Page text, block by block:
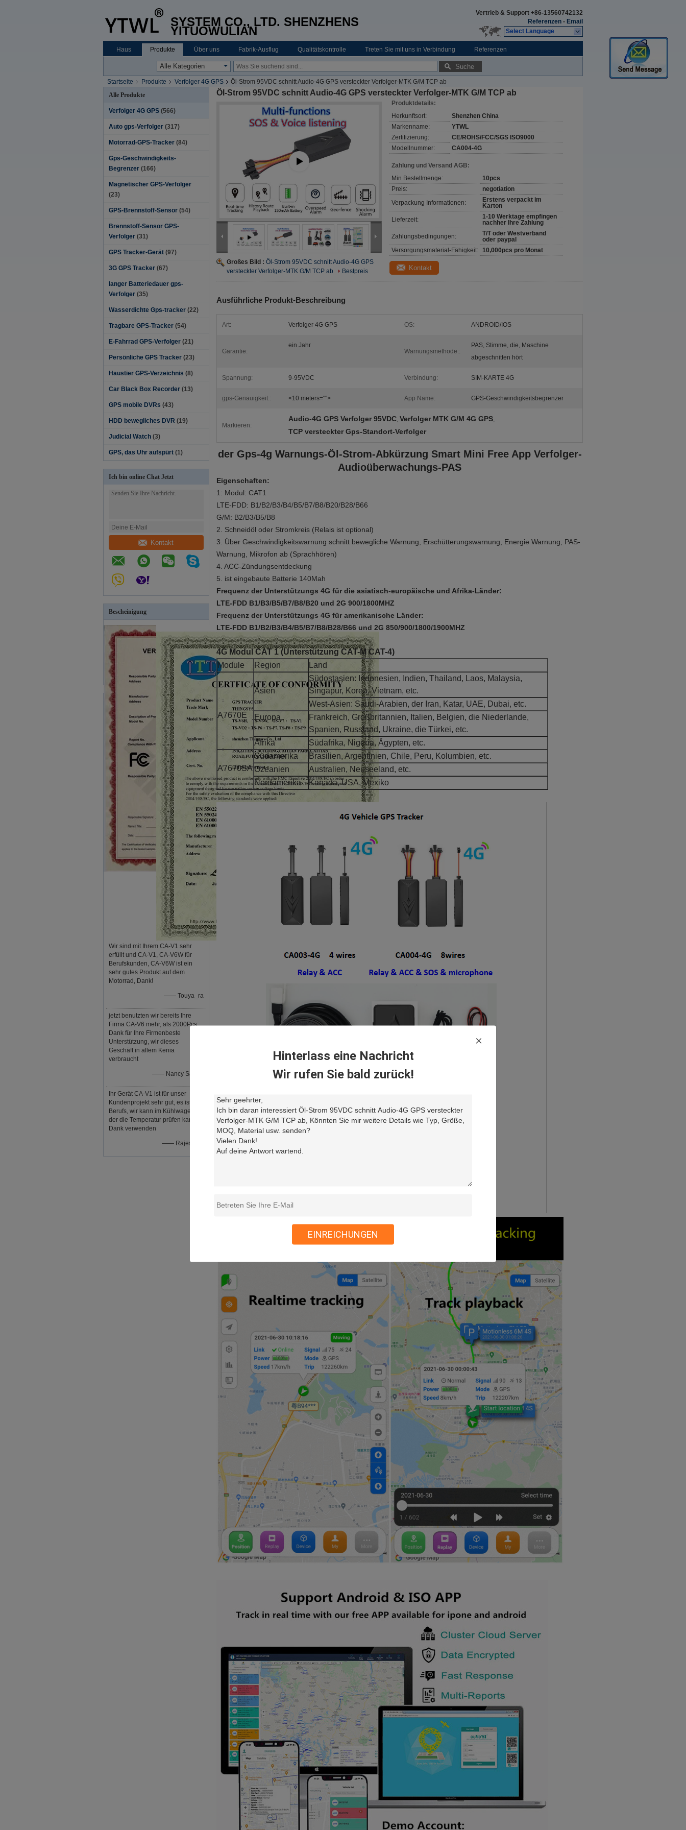
SYSTEM CO., LTD. SHENZHENS
YITUOWULIAN
Vertrieb & Support +86-13560742132
Referenzen - Email
Select Language
Haus Produkte Über uns Fabrik-Ausflug Qualitätskontrolle Treten Sie mit uns in Verbindung Referenzen
Suche
Startseite Produkte Verfolger 4G GPS Öl-Strom 95VDC schnitt Audio-4G GPS versteckter Verfolger-MTK G/M TCP ab
Hinterlass eine Nachricht
Wir rufen Sie bald zurück!
EINREICHUNGEN
Alle Produkte
Verfolger 4G GPS (566)
Auto gps-Verfolger (317)
Motorrad-GPS-Tracker (84)
Gps-Geschwindigkeits-
Begrenzer (166)
Magnetischer GPS-Verfolger
(23)
GPS-Brennstoff-Sensor (54)
Brennstoff-Sensor GPS-
Verfolger (31)
GPS Tracker-Gerät (97)
3G GPS Tracker (67)
langer Batteriedauer gps-
Verfolger (35)
Wasserdichte Gps-tracker (22)
Tragbare GPS-Tracker (54)
E-Fahrrad GPS-Verfolger (21)
Persönliche GPS Tracker (23)
Haustier GPS-Verzeichnis (8)
Car Black Box Recorder (13)
GPS mobile DVRs (43)
HDD bewegliches DVR (19)
Judicial Watch (3)
GPS, das Uhr aufspürt (1)
Ich bin online Chat Jetzt
Kontakt
Bescheinigung
Wir sind mit Ihrem CA-V1 sehr
erfüllt und CA-V1, CA-V6W für
Berufskunden, CA-V6W ist ein
sehr gutes Produkt auf dem
Motorrad, Dank!
—— Touya_ra
jetzt benutzten wir bereits Ihre
Firma CA-V6 mehr, als 2000Pcs,
Dank für Ihre Firmenbeste
Unterstützung, wir dieses
Geschäft in allem Kenia
verbraucht
—— Nancy Saruni
Ihr Gerät CA-V1 ist für unser
Kundenprojekt sehr gut, es ist so
Berufs, wir kann im Kühlwagen,
der die Temperatur prüfen kann,
Dank verwenden
—— Rajesmay
Öl-Strom 95VDC schnitt Audio-4G GPS versteckter Verfolger-MTK G/M TCP ab
Großes Bild : Öl-Strom 95VDC schnitt Audio-4G GPS
versteckter Verfolger-MTK G/M TCP ab
Bestpreis
Produktdetails:
Herkunftsort:
Shenzhen China
Markenname:
YTWL
Zertifizierung:
CE/ROHS/FCC/SGS ISO9000
Modellnummer:
CA004-4G
Zahlung und Versand AGB:
Min Bestellmenge:
10pcs
Preis:
negotiation
Verpackung Informationen:
Erstens verpackt im
Karton
Lieferzeit:
1-10 Werktage empfingen
nachher Ihre Zahlung
Zahlungsbedingungen:
T/T oder Westverband
oder paypal
Versorgungsmaterial-Fähigkeit: 10,000pcs pro Monat
Kontakt
Ausführliche Produkt-Beschreibung
Art: Verfolger 4G GPS OS: ANDROID/IOS
Garantie:
ein Jahr
Warnungsmethode::
PAS, Stimme, die, Maschine
abgeschnitten hört
Spannung: 9-95VDC Verbindung: SIM-KARTE 4G
gps-Genauigkeit:: <10 meters=""> App Name: GPS-Geschwindigkeitsbegrenzer
Markieren:
Audio-4G GPS Verfolger 95VDC, Verfolger MTK G/M 4G GPS,
TCP versteckter Gps-Standort-Verfolger
der Gps-4g Warnungs-Öl-Strom-Abkürzung Smart Mini Free App Verfolger-
Audioüberwachungs-PAS
Eigenschaften:
1: Modul: CAT1
LTE-FDD: B1/B2/B3/B4/B5/B7/B8/B20/B28/B66
G/M: B2/B3/B5/B8
2. Schneidöl oder Stromkreis (Relais ist optional)
3. Über Geschwindigkeitswarnung schnitt bewegliche Warnung, Erschütterungswarnung, Energie Warnung, PAS-
Warnung, Mikrofon ab (Sprachhören)
4. ACC-Zündungsentdeckung
5. ist eingebaute Batterie 140Mah
Frequenz der Unterstützungs 4G für die asiatisch-europäische und Afrika-Länder:
LTE-FDD B1/B3/B5/B7/B8/B20 und 2G 900/1800MHZ
Frequenz der Unterstützungs 4G für amerikanische Länder:
LTE-FDD B1/B2/B3/B4/B5/B7/B8/B28/B66 und 2G 850/900/1800/1900MHZ
4G Modul CAT 1 (Unterstützung CAT-M CAT-4)
Module
Region Land
A7670E
Asien
Südostasien: Indonesien, Indien, Thailand, Laos, Malaysia,
Singapur, Korea, Vietnam, etc.
West-Asien: Saudi-Arabien, der Iran, Katar, UAE, Dubai, etc.
Europa
Frankreich, Großbritannien, Italien, Belgien, die Niederlande,
Spanien, Russland, Ukraine, die Türkei, etc.
Afrika
Südafrika, Nigeria, Ägypten, etc.
A7670SA
Südamerika
Brasilien, Argentinien, Chile, Peru, Kolumbien, etc.
Ozeanien
Australien, Neuseeland, etc.
Nordamerika
Kanada, USA, Mexiko